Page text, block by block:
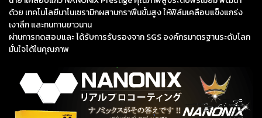
ด้วย เทคโนโลยีนาโนเซรามิกผสานกราฟีนขั้นสูง ให้ฟิล์มเคลือบแข็งแกร่ง
เงาลึก และทนทานยาวนาน
ผ่านการทดสอบและ ได้รับการรับรองจาก SGS องค์กรมาตรฐานระดับโลก
มั่นใจได้ในคุณภาพ